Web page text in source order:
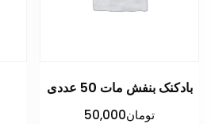
بادکنک بنفش مات 50 عددی
تومان50,000